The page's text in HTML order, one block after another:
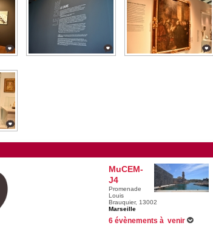
MuCEM-
J4
Promenade
Louis
Brauquier, 13002
Marseille
6 évènements à venir